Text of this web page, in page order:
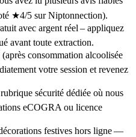
★4/5 sur Niptonnection).
avec argent réel – appliquez
avant toute extraction.
consommation alcoolisée
votre session et revenez
sécurité dédiée où nous
eCOGRA ou licence
festives hors ligne —